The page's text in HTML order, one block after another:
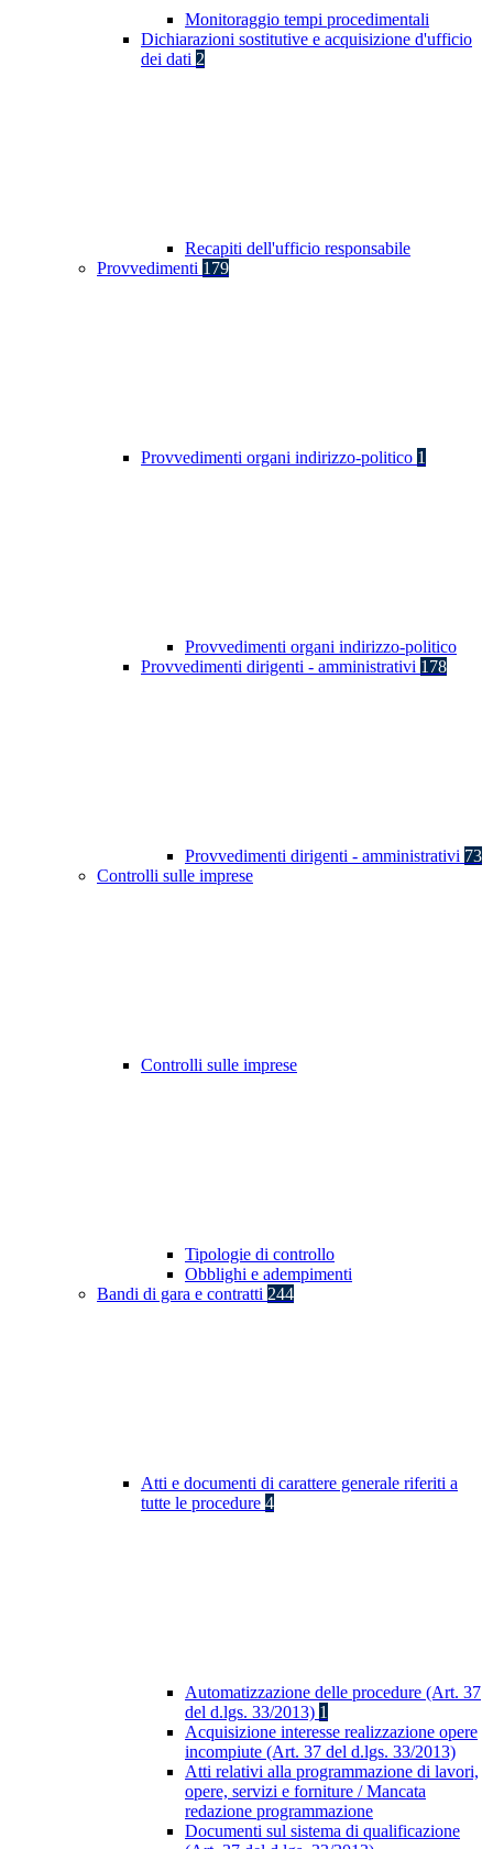
Monitoraggio tempi procedimentali
Dichiarazioni sostitutive e acquisizione d'ufficio
dei dati 2
Recapiti dell'ufficio responsabile
Provvedimenti 179
Provvedimenti organi indirizzo-politico 1
Provvedimenti organi indirizzo-politico
Provvedimenti dirigenti - amministrativi 178
Provvedimenti dirigenti - amministrativi 73
Controlli sulle imprese
Controlli sulle imprese
Tipologie di controllo
Obblighi e adempimenti
Bandi di gara e contratti 244
Atti e documenti di carattere generale riferiti a
tutte le procedure 4
Automatizzazione delle procedure (Art. 37
del d.lgs. 33/2013) 1
Acquisizione interesse realizzazione opere
incompiute (Art. 37 del d.lgs. 33/2013)
Atti relativi alla programmazione di lavori,
opere, servizi e forniture / Mancata
redazione programmazione
Documenti sul sistema di qualificazione